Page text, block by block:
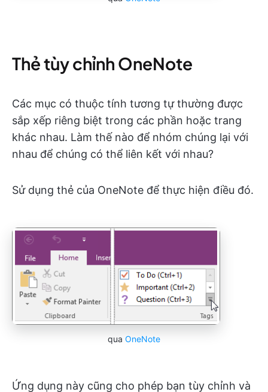
Thẻ tùy chỉnh OneNote
Các mục có thuộc tính tương tự thường được
sắp xếp riêng biệt trong các phần hoặc trang
khác nhau. Làm thế nào để nhóm chúng lại với
nhau để chúng có thể liên kết với nhau?
Sử dụng thẻ của OneNote để thực hiện điều đó.
qua OneNote
Ứng dụng này cũng cho phép bạn tùy chỉnh và